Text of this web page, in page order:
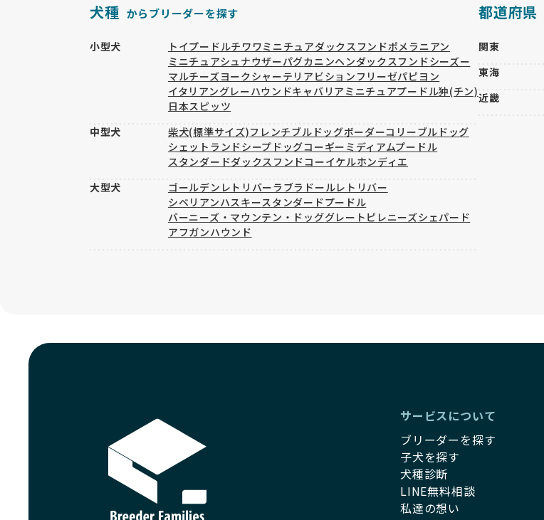
犬種 からブリーダーを探す
小型犬 トイプードルチワワミニチュアダックスフンドポメラニアン
ミニチュアシュナウザーパグカニンヘンダックスフンドシーズー
マルチーズヨークシャーテリア ビションフリーゼパピヨン
イタリアングレーハウンドキャバリア ミニチュアプードル狆(チン)
日本スピッツ
中型犬
柴犬(標準サイズ)フレンチブルドッグボーダーコリーブルドッグ
シェットランドシープドッグコーギー ミディアムプードル
スタンダードダックスフンドコーイケルホンディエ
大型犬
ゴールデンレトリバーラブラドールレトリバー
シベリアンハスキースタンダードプードル
バーニーズ・マウンテン・ドッググレートピレニーズシェパード
アフガンハウンド
都道府県
関東
東海
近畿
サービスについて
ブリーダーを探す
子犬を探す
犬種診断
LINE無料相談
私達の想い